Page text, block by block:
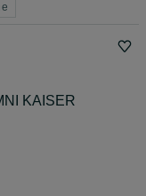
KAISER